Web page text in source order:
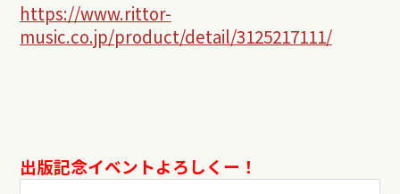
https://www.rittor-
music.co.jp/product/detail/3125217111/
出版記念イベントよろしくー！